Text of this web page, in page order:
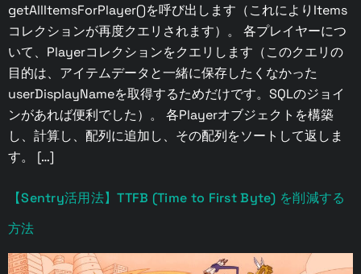
getAllItemsForPlayer()を呼び出します（これによりItems
コレクションが再度クエリされます）。 各プレイヤーにつ
いて、Playerコレクションをクエリします（このクエリの
目的は、アイテムデータと一緒に保存したくなかった
userDisplayNameを取得するためだけです。SQLのジョイ
ンがあれば便利でした）。 各Playerオブジェクトを構築
し、計算し、配列に追加し、その配列をソートして返しま
す。 […]
【Sentry活用法】TTFB (Time to First Byte) を削減する
方法